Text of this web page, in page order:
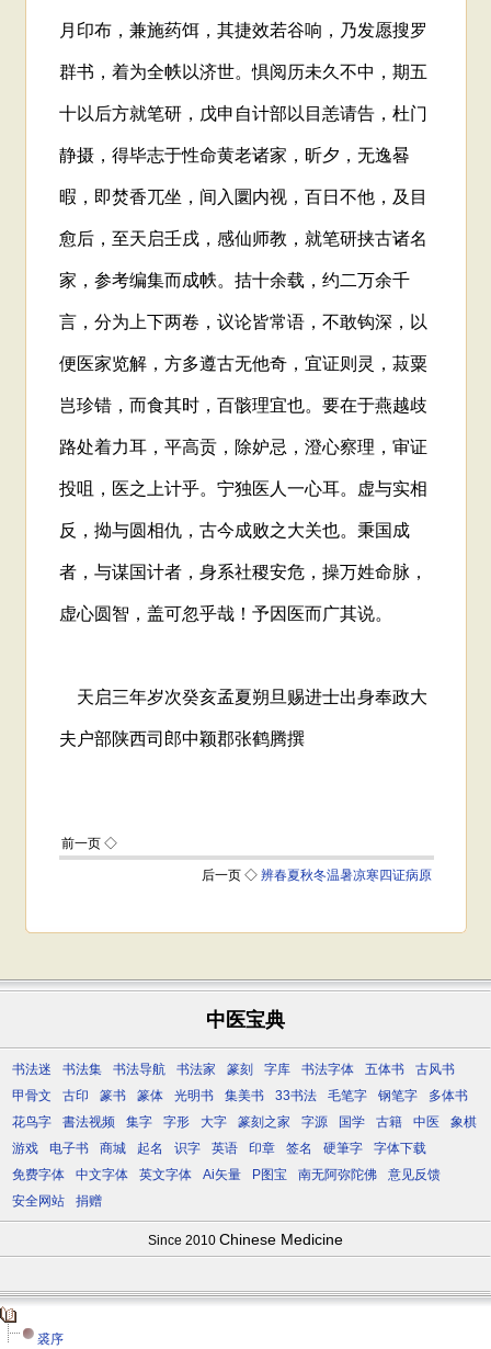
中医宝典
书法迷 书法集 书法导航 书法家 篆刻 字库 书法字体 五体书
古风书
甲骨文
古印 篆书 篆体 光明书 集美书 33书法 毛笔字 钢笔字
多体书
花鸟字
書法视频 集字 字形 大字 篆刻之家 字源 国学 古籍 中医
象棋
游戏
电子书 商城 起名 识字 英语 印章 签名 硬筆字
字体下载
免费字体
中文字体 英文字体 Ai矢量 P图宝 南无阿弥陀佛
意见反馈
安全网站
捐赠
Since 2010 Chinese Medicine
裘序